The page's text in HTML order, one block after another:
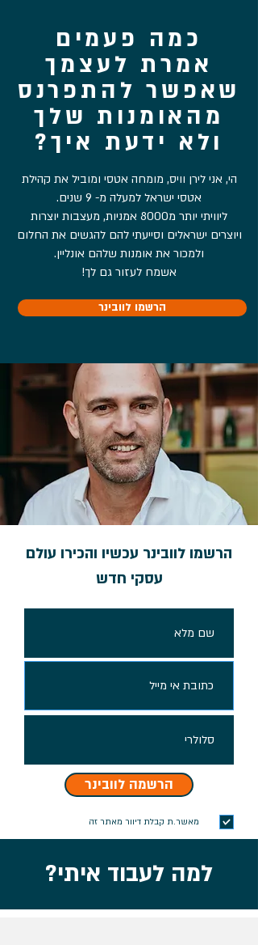
כמה פעמים
אמרת לעצמך
שאפשר להתפרנס
מהאומנות שלך
ולא ידעת איך?
הי, אני לירן וויס, מומחה אטסי ומוביל את קהילת
אטסי ישראל למעלה מ- 9 שנים.
ליוויתי יותר מ8000 אמניות, מעצבות יוצרות
ויוצרים ישראלים וסייעתי להם להגשים את החלום
ולמכור את אומנות שלהם אונליין.
אשמח לעזור גם לך!
הרשמו לוובינר
הרשמו לוובינר עכשיו והכירו עולם
עסקי חדש
הרשמה לוובינר
מאשר.ת קבלת דיוור מאתר זה
למה לעבוד איתי?